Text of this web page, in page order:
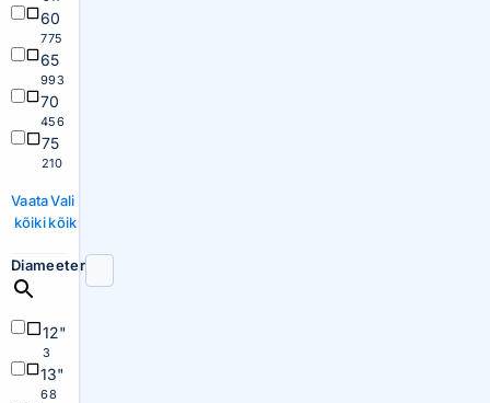
60
775
65
993
70
456
75
210
Vaata
kõiki
Vali
kõik
Diameeter
12"
3
13"
68